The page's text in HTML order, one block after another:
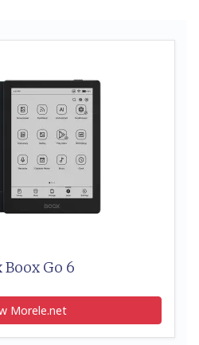
Boox Go 6
Morele.net